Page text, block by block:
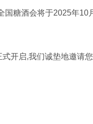
国糖酒会将于2025年10
开启,我们诚垫地邀请